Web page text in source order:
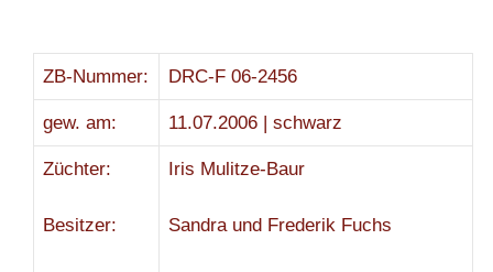
ZB-Nummer: DRC-F 06-2456
gew. am: 11.07.2006 | schwarz
Züchter:
Besitzer:
Iris Mulitze-Baur
Sandra und Frederik Fuchs